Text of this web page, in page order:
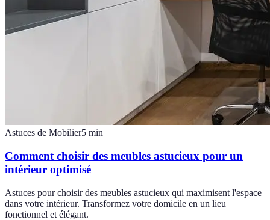
Astuces de Mobilier5 min
Comment choisir des meubles astucieux pour un
intérieur optimisé
Astuces pour choisir des meubles astucieux qui maximisent l'espace
dans votre intérieur. Transformez votre domicile en un lieu
fonctionnel et élégant.